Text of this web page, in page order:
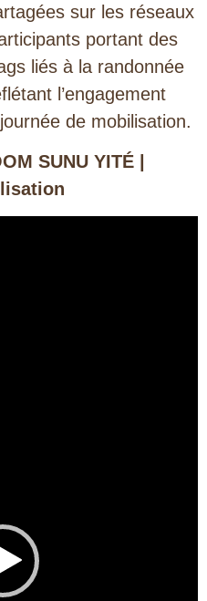
sur les réseaux
portant des
liés à la randonnée
l’engagement
de mobilisation.
SUNU YITÉ |